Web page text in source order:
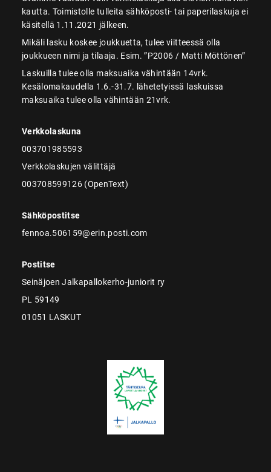
kautta. Toimistolle tulleita sähköposti- tai paperilaskuja ei
käsitellä 1.11.2021 jälkeen.
Mikäli lasku koskee joukkuetta, tulee viitteessä olla
joukkueen nimi ja tilaaja. Esim. ”P2006 / Matti Möttönen”
Laskuilla tulee olla maksuaika vähintään 14vrk.
Kesälomakaudella 1.6.-31.7. lähetetyissä laskuissa
maksuaika tulee olla vähintään 21vrk.
Verkkolaskuna
003701985593
Verkkolaskujen välittäjä
003708599126 (OpenText)
Sähköpostitse
fennoa.506159@erin.posti.com
Postitse
Seinäjoen Jalkapallokerho-juniorit ry
PL 59149
01051 LASKUT